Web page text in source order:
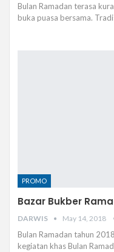
Bulan Ramadan terasa
buka puasa bersama.
PROMO
Bazar Bukber
DARWIS May 14, 2018
Bulan Ramadan tahun
kegiatan khas Bulan